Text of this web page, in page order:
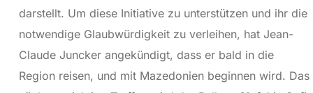
darstellt. Um diese Initiative zu unterstützen und ihr die
notwendige Glaubwürdigkeit zu verleihen, hat Jean-
Claude Juncker angekündigt, dass er bald in die
Region reisen, und mit Mazedonien beginnen wird. Das